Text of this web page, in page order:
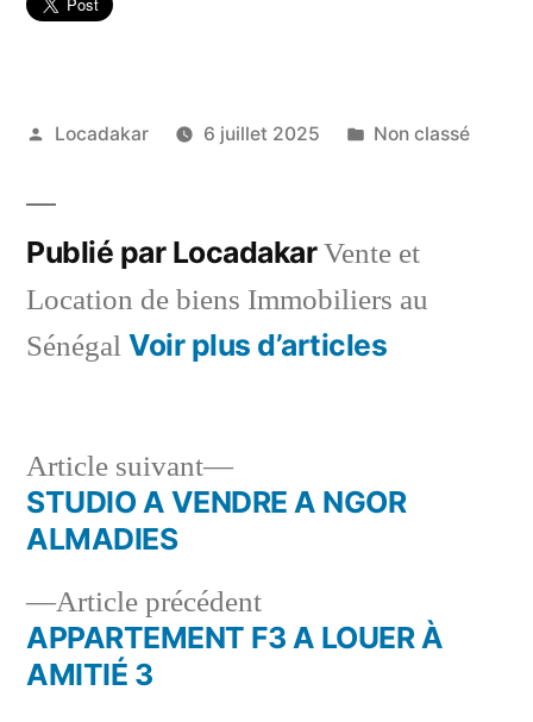
Publié
Locadakar 6 juillet 2025
Publié
Non classé
Publié par LocadakarVente et
Location de biens Immobiliers au
Sénégal Voir plus d’articles
Navigation
l’article
Article précédentArticle
précédent :
APPARTEMENT F3 A LOUER À
AMITIÉ 3
Article suivant
Article
suivant :
STUDIO A VENDRE A NGOR
ALMADIES